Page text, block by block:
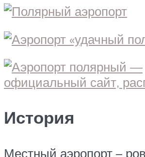
История
Местный аэропорт –